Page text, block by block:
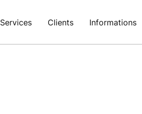
Services Clients Informations